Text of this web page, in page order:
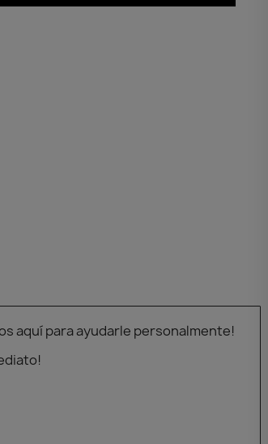
aquí para ayudarle personalmente!